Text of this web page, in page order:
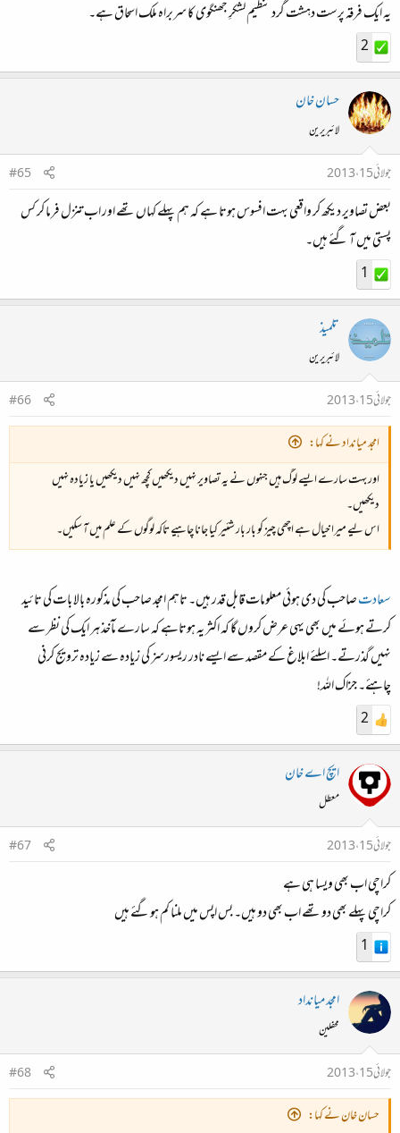
یہ ایک فرقہ پرست دہشت گرد تنظیم لشکرِ جھنگوی کا سربراہ ملک اسحاق ہے۔
2
حسان خان
لائبریرین
جولائی 15، 2013
#65
بعض تصاویر دیکھ کر واقعی بہت افسوس ہوتا ہے کہ ہم پہلے کہاں تھے اور اب تنزل فرما کر کس
پستی میں آ گئے ہیں۔
1
تلمیذ
لائبریرین
جولائی 15، 2013
#66
امجد میانداد نے کہا:
اور بہت سارے ایسے لوگ ہیں جنہوں نے یہ تصاویر نہیں دیکھیں کچھ نہیں دیکھیں یا زیادہ نہیں
دیکھیں۔
اس لیے میرا خیال ہے اچھی چیز کو بار بار شئیر کیا جانا چاہیے تاکہ لوگوں کے علم میں آ سکیں۔
سعادتصاحب کی دی ہوئی معلومات قابل قدر ہیں۔ تاہم امجد صاحب کی مذکورہ بالا بات کی تائید
کرتے ہوئے میں بھی یہی عرض کروں گا کہ اکثر یہ ہوتاہے کہ سارے مآخذ ہر ایک کی نظر سے
نہیں گذرتے۔ اسلئے ابلاغ کے مقصد سے ایسے نادر ریسورسز کی زیادہ سے زیادہ ترویج کرنی
چاہئے۔ جزاک اللہ!
2
ایچ اے خان
معطل
جولائی 15، 2013
#67
کراچی اب بھی ویسا ہی ہے
کراچی پہلے بھی دو تھے اب بھی دو ہیں۔ بس اپس میں ملنا کم ہوگئے ہیں
1
امجد میانداد
محفلین
جولائی 15، 2013
#68
حسان خان نے کہا: